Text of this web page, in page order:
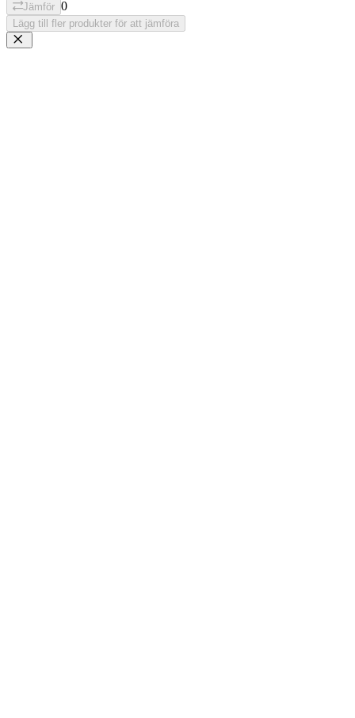
Jämför 0
Lägg till fler produkter för att jämföra